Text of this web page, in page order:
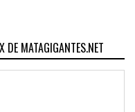
DE MATAGIGANTES.NET